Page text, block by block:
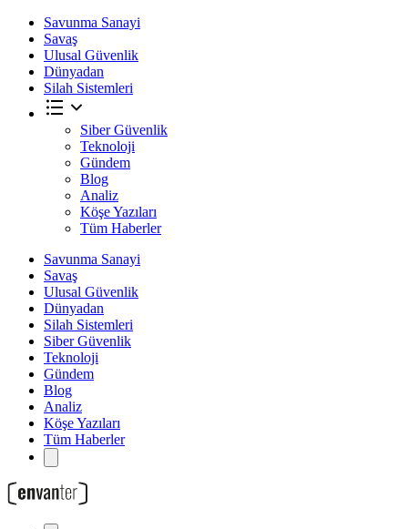
Savunma Sanayi
Savaş
Ulusal Güvenlik
Dünyadan
Silah Sistemleri
Siber Güvenlik
Teknoloji
Gündem
Blog
Analiz
Köşe Yazıları
Tüm Haberler
Savunma Sanayi
Savaş
Ulusal Güvenlik
Dünyadan
Silah Sistemleri
Siber Güvenlik
Teknoloji
Gündem
Blog
Analiz
Köşe Yazıları
Tüm Haberler